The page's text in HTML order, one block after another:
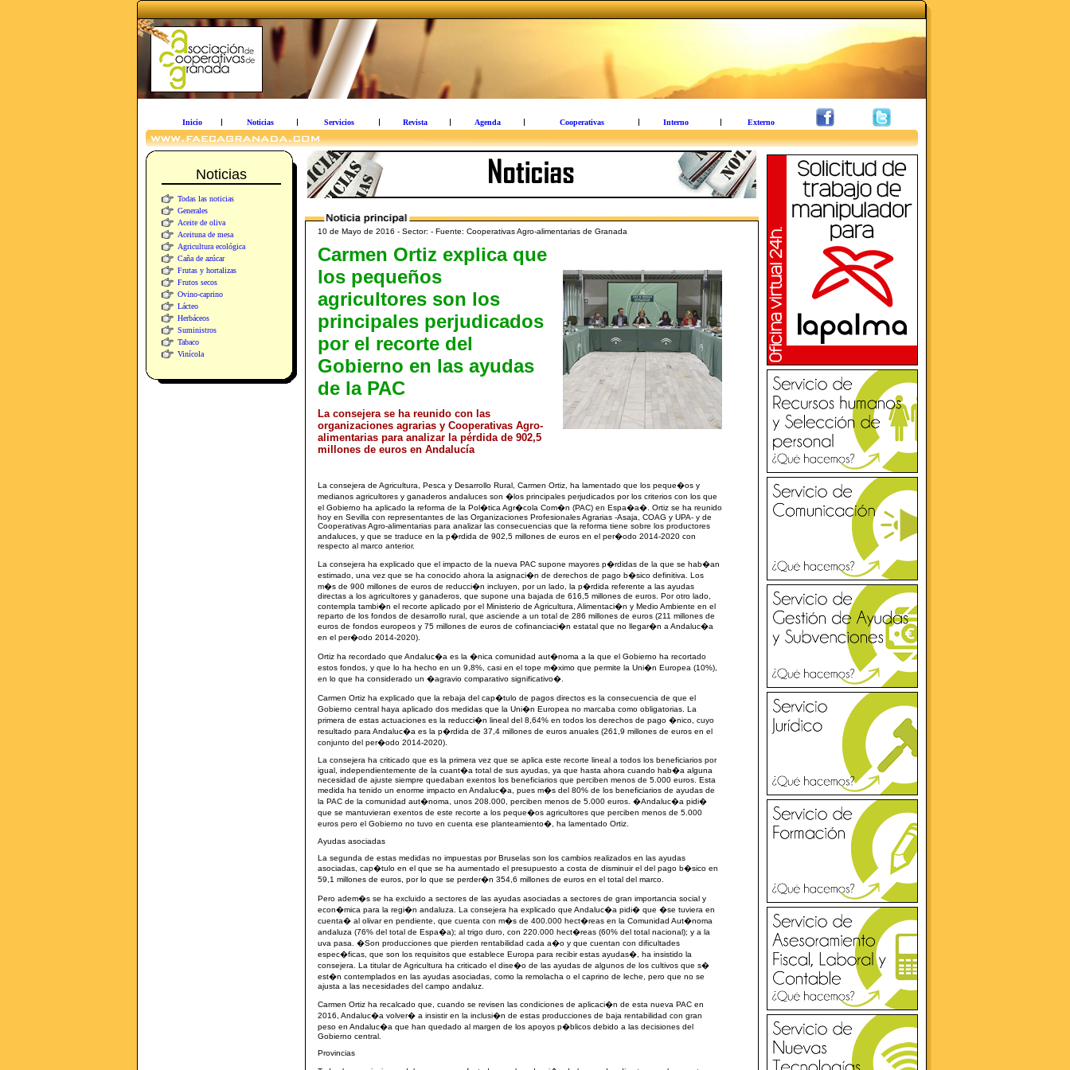
Inicio Noticias Servicios Revista Agenda Cooperativas Interno Externo
Noticias
Todas las noticias
Generales
Aceite de oliva
Aceituna de mesa
Agricultura ecológica
Caña de azúcar
Frutas y hortalizas
Frutos secos
Ovino-caprino
Lácteo
Herbáceos
Suministros
Tabaco
Vinícola
10 de Mayo de 2016 - Sector: - Fuente: Cooperativas Agro-alimentarias de Granada
Carmen Ortiz explica que
los pequeños
agricultores son los
principales perjudicados
por el recorte del
Gobierno en las ayudas
de la PAC
La consejera se ha reunido con las
organizaciones agrarias y Cooperativas Agro-
alimentarias para analizar la pérdida de 902,5
millones de euros en Andalucía
La consejera de Agricultura, Pesca y Desarrollo Rural, Carmen Ortiz, ha lamentado que los peque�os y
medianos agricultores y ganaderos andaluces son �los principales perjudicados por los criterios con los que
el Gobierno ha aplicado la reforma de la Pol�tica Agr�cola Com�n (PAC) en Espa�a�. Ortiz se ha reunido
hoy en Sevilla con representantes de las Organizaciones Profesionales Agrarias -Asaja, COAG y UPA- y de
Cooperativas Agro-alimentarias para analizar las consecuencias que la reforma tiene sobre los productores
andaluces, y que se traduce en la p�rdida de 902,5 millones de euros en el per�odo 2014-2020 con
respecto al marco anterior.
La consejera ha explicado que el impacto de la nueva PAC supone mayores p�rdidas de la que se hab�an
estimado, una vez que se ha conocido ahora la asignaci�n de derechos de pago b�sico definitiva. Los
m�s de 900 millones de euros de reducci�n incluyen, por un lado, la p�rdida referente a las ayudas
directas a los agricultores y ganaderos, que supone una bajada de 616,5 millones de euros. Por otro lado,
contempla tambi�n el recorte aplicado por el Ministerio de Agricultura, Alimentaci�n y Medio Ambiente en el
reparto de los fondos de desarrollo rural, que asciende a un total de 286 millones de euros (211 millones de
euros de fondos europeos y 75 millones de euros de cofinanciaci�n estatal que no llegar�n a Andaluc�a
en el per�odo 2014-2020).
Ortiz ha recordado que Andaluc�a es la �nica comunidad aut�noma a la que el Gobierno ha recortado
estos fondos, y que lo ha hecho en un 9,8%, casi en el tope m�ximo que permite la Uni�n Europea (10%),
en lo que ha considerado un �agravio comparativo significativo�.
Carmen Ortiz ha explicado que la rebaja del cap�tulo de pagos directos es la consecuencia de que el
Gobierno central haya aplicado dos medidas que la Uni�n Europea no marcaba como obligatorias. La
primera de estas actuaciones es la reducci�n lineal del 8,64% en todos los derechos de pago �nico, cuyo
resultado para Andaluc�a es la p�rdida de 37,4 millones de euros anuales (261,9 millones de euros en el
conjunto del per�odo 2014-2020).
La consejera ha criticado que es la primera vez que se aplica este recorte lineal a todos los beneficiarios por
igual, independientemente de la cuant�a total de sus ayudas, ya que hasta ahora cuando hab�a alguna
necesidad de ajuste siempre quedaban exentos los beneficiarios que perciben menos de 5.000 euros. Esta
medida ha tenido un enorme impacto en Andaluc�a, pues m�s del 80% de los beneficiarios de ayudas de
la PAC de la comunidad aut�noma, unos 208.000, perciben menos de 5.000 euros. �Andaluc�a pidi�
que se mantuvieran exentos de este recorte a los peque�os agricultores que perciben menos de 5.000
euros pero el Gobierno no tuvo en cuenta ese planteamiento�, ha lamentado Ortiz.
Ayudas asociadas
La segunda de estas medidas no impuestas por Bruselas son los cambios realizados en las ayudas
asociadas, cap�tulo en el que se ha aumentado el presupuesto a costa de disminuir el del pago b�sico en
59,1 millones de euros, por lo que se perder�n 354,6 millones de euros en el total del marco.
Pero adem�s se ha excluido a sectores de las ayudas asociadas a sectores de gran importancia social y
econ�mica para la regi�n andaluza. La consejera ha explicado que Andaluc�a pidi� que �se tuviera en
cuenta� al olivar en pendiente, que cuenta con m�s de 400.000 hect�reas en la Comunidad Aut�noma
andaluza (76% del total de Espa�a); al trigo duro, con 220.000 hect�reas (60% del total nacional); y a la
uva pasa. �Son producciones que pierden rentabilidad cada a�o y que cuentan con dificultades
espec�ficas, que son los requisitos que establece Europa para recibir estas ayudas�, ha insistido la
consejera. La titular de Agricultura ha criticado el dise�o de las ayudas de algunos de los cultivos que s�
est�n contemplados en las ayudas asociadas, como la remolacha o el caprino de leche, pero que no se
ajusta a las necesidades del campo andaluz.
Carmen Ortiz ha recalcado que, cuando se revisen las condiciones de aplicaci�n de esta nueva PAC en
2016, Andaluc�a volver� a insistir en la inclusi�n de estas producciones de baja rentabilidad con gran
peso en Andaluc�a que han quedado al margen de los apoyos p�blicos debido a las decisiones del
Gobierno central.
Provincias